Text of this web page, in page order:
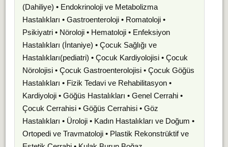
(Dahiliye) • Endokrinoloji ve Metabolizma
Hastalıkları • Gastroenteroloji • Romatoloji •
Psikiyatri • Nöroloji • Hematoloji • Enfeksiyon
Hastalıkları (İntaniye) • Çocuk Sağlığı ve
Hastalıkları(pediatri) • Çocuk Kardiyolojisi • Çocuk
Nörolojisi • Çocuk Gastroenterolojisi • Çocuk Göğüs
Hastalıkları • Fizik Tedavi ve Rehabilitasyon •
Kardiyoloji • Göğüs Hastalıkları • Genel Cerrahi •
Çocuk Cerrahisi • Göğüs Cerrahisi • Göz
Hastalıkları • Üroloji • Kadın Hastalıkları ve Doğum •
Ortopedi ve Travmatoloji • Plastik Rekonstrüktif ve